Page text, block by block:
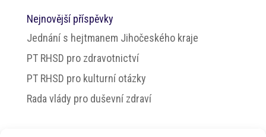
Nejnovější příspěvky
Jednání s hejtmanem Jihočeského kraje
PT RHSD pro zdravotnictví
PT RHSD pro kulturní otázky
Rada vlády pro duševní zdraví